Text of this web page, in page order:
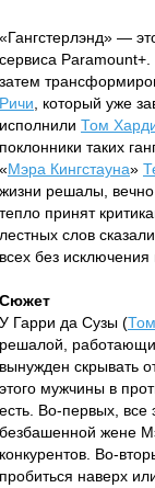
«Гангстерлэнд» —
сервиса
затем
Ричи , который уже
исполнили Том
поклонники таких
«Мэра Кингстауна»
жизни решалы,
тепло принят
лестных слов
всех без исключения
Сюжет
У Гарри да Сузы (
решалой,
вынужден скрывать
этого мужчины в
есть. Во-первых, все
безбашенной жене
конкурентов. Во-
пробиться наверх